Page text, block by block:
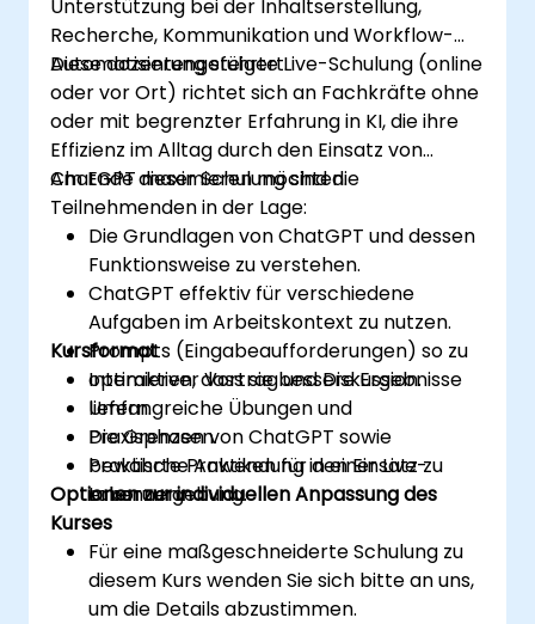
Unterstützung bei der Inhaltserstellung,
Recherche, Kommunikation und Workflow-
Automatisierung steigert.
Diese dozentengeführte Live-Schulung (online
oder vor Ort) richtet sich an Fachkräfte ohne
oder mit begrenzter Erfahrung in KI, die ihre
Effizienz im Alltag durch den Einsatz von
ChatGPT maximieren möchten.
Am Ende dieser Schulung sind die
Teilnehmenden in der Lage:
Die Grundlagen von ChatGPT und dessen
Funktionsweise zu verstehen.
ChatGPT effektiv für verschiedene
Aufgaben im Arbeitskontext zu nutzen.
Prompts (Eingabeaufforderungen) so zu
optimieren, dass sie bessere Ergebnisse
liefern.
Die Grenzen von ChatGPT sowie
bewährte Praktiken für den Einsatz zu
erkennen.
Kursformat
Interaktiver Vortrag und Diskussion.
Umfangreiche Übungen und
Praxisphasen.
Praktische Anwendung in einer Live-
Laborumgebung.
Optionen zur individuellen Anpassung des
Kurses
Für eine maßgeschneiderte Schulung zu
diesem Kurs wenden Sie sich bitte an uns,
um die Details abzustimmen.